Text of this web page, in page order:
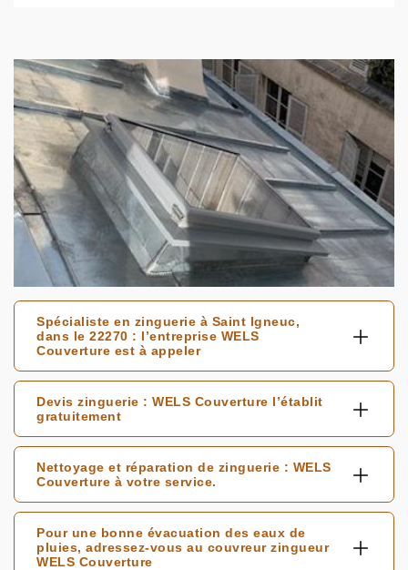
Spécialiste en zinguerie à Saint Igneuc,
dans le 22270 : l’entreprise WELS
Couverture est à appeler
Devis zinguerie : WELS Couverture l’établit
gratuitement
Nettoyage et réparation de zinguerie : WELS
Couverture à votre service.
Pour une bonne évacuation des eaux de
pluies, adressez-vous au couvreur zingueur
WELS Couverture